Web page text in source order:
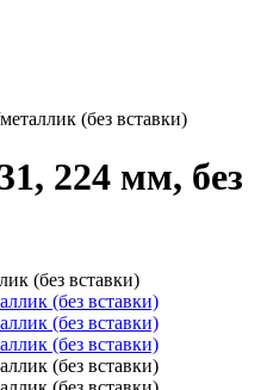
(без вставки)
224 мм, без
(без вставки)